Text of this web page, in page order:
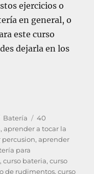
ejercicios o
en general, o
este curso
dejarla en los
C
a
t
e
g
o
Batería
E
t
i
u
e
40
,aprender a tocar la
percusion,aprender
para
,curso bateria,curso
de rudimentos,curso